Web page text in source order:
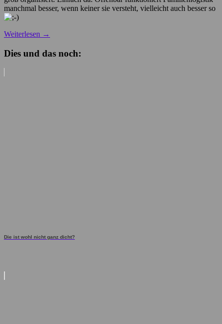
manchmal besser, wenn keiner sie versteht, vielleicht auch besser so
Weiterlesen →
Dies und das noch:
Die ist wohl nicht ganz dicht?